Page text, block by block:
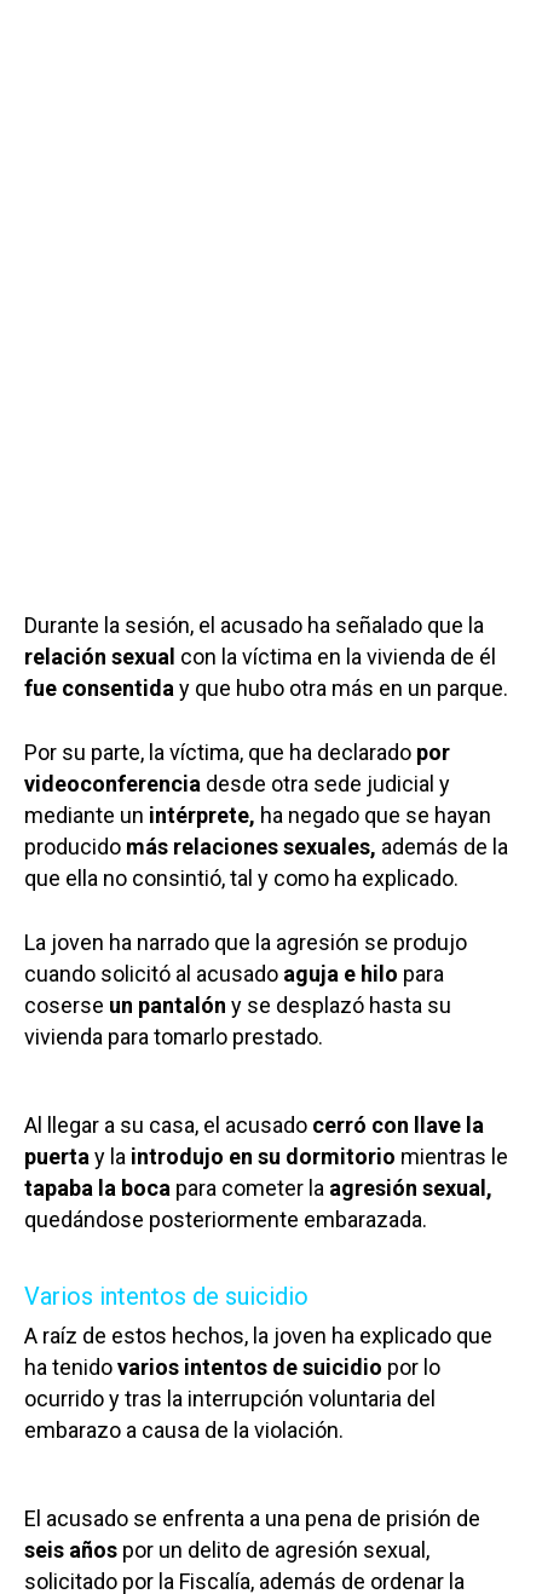
Durante la sesión, el acusado ha señalado que la
relación sexual con la víctima en la vivienda de él
fue consentida y que hubo otra más en un parque.
Por su parte, la víctima, que ha declarado por
videoconferencia desde otra sede judicial y
mediante un intérprete, ha negado que se hayan
producido más relaciones sexuales, además de la
que ella no consintió, tal y como ha explicado.
La joven ha narrado que la agresión se produjo
cuando solicitó al acusado aguja e hilo para
coserse un pantalón y se desplazó hasta su
vivienda para tomarlo prestado.
Al llegar a su casa, el acusado cerró con llave la
puerta y la introdujo en su dormitorio mientras le
tapaba la boca para cometer la agresión sexual,
quedándose posteriormente embarazada.
Varios intentos de suicidio
A raíz de estos hechos, la joven ha explicado que
ha tenidovarios intentos de suicidio por lo
ocurrido y tras la interrupción voluntaria del
embarazo a causa de la violación.
El acusado se enfrenta a una pena de prisión de
seis años por un delito de agresión sexual,
solicitado por la Fiscalía, además de ordenar la